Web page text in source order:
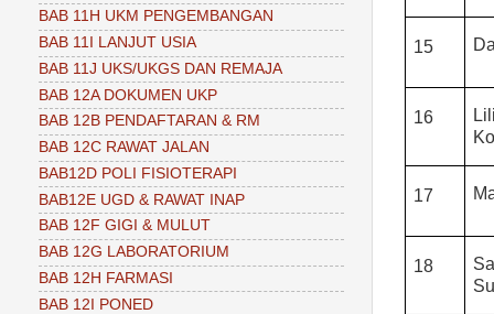
15
16
17
18
BAB 11H UKM PENGEMBANGAN
BAB 11I LANJUT USIA
BAB 11J UKS/UKGS DAN REMAJA
BAB 12A DOKUMEN UKP
BAB 12B PENDAFTARAN & RM
BAB 12C RAWAT JALAN
BAB12D POLI FISIOTERAPI
BAB12E UGD & RAWAT INAP
BAB 12F GIGI & MULUT
BAB 12G LABORATORIUM
BAB 12H FARMASI
BAB 12I PONED